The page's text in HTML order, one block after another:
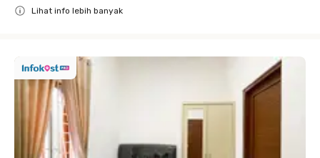
Lihat info lebih banyak